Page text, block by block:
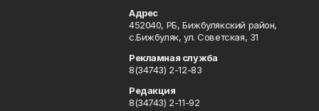
Адрес
452040, РБ, Бижбулякский район,
с.Бижбуляк, ул. Советская, 31
Рекламная служба
8(34743) 2-12-83
Редакция
8(34743) 2-11-92